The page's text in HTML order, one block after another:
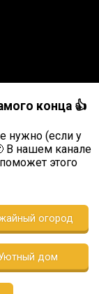
конца 👍
нужно (если у
В нашем канале
этого
огород
дом